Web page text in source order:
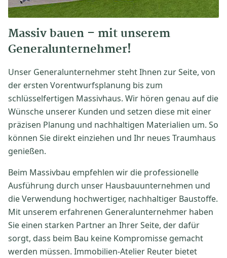
Massiv bauen – mit unserem
Generalunternehmer!
Unser Generalunternehmer steht Ihnen zur Seite, von
der ersten Vorentwurfsplanung bis zum
schlüsselfertigen Massivhaus. Wir hören genau auf die
Wünsche unserer Kunden und setzen diese mit einer
präzisen Planung und nachhaltigen Materialien um. So
können Sie direkt einziehen und Ihr neues Traumhaus
genießen.
Beim Massivbau empfehlen wir die professionelle
Ausführung durch unser Hausbauunternehmen und
die Verwendung hochwertiger, nachhaltiger Baustoffe.
Mit unserem erfahrenen Generalunternehmer haben
Sie einen starken Partner an Ihrer Seite, der dafür
sorgt, dass beim Bau keine Kompromisse gemacht
werden müssen. Immobilien-Atelier Reuter bietet